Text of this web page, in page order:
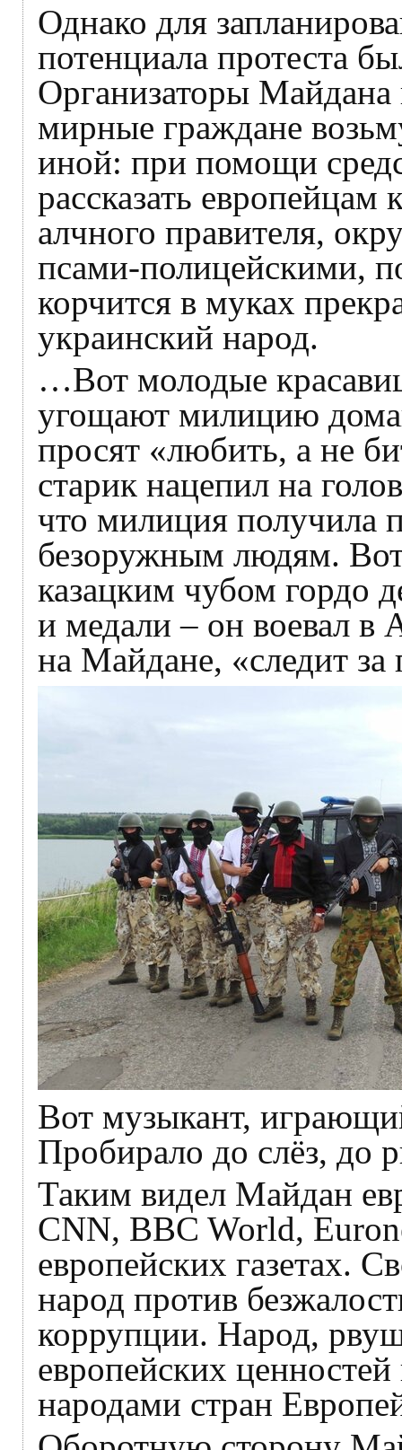
Однако для
потенциала протеста
Организаторы Майдана
мирные граждане
иной: при помощи
рассказать европейцам
алчного правителя,
псами-полицейскими,
корчится в муках
украинский народ.
…Вот молодые
угощают милицию
просят «любить, а не
старик нацепил на
что милиция получила
безоружным людям.
казацким чубом гордо
и медали – он воевал в
на Майдане, «следит за
Вот музыкант,
Пробирало до слёз, до
Таким видел Майдан
CNN, BBC World,
европейских газетах.
народ против
коррупции. Народ,
европейских
народами стран